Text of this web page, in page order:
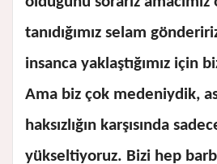
tanıdığımız selam
insanca yaklaştığımız için
Ama biz çok medeniydik,
haksızlığın karşısında
yükseltiyoruz. Bizi hep